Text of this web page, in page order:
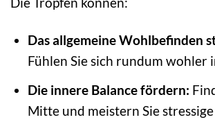
Das allgemeine Wohlbefinden
Fühlen Sie sich rundum wohler
Die innere Balance fördern:
Mitte und meistern Sie